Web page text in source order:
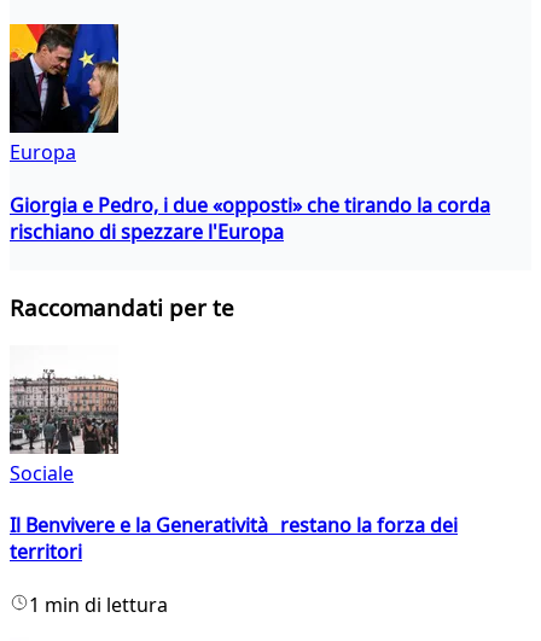
Europa
Giorgia e Pedro, i due «opposti» che tirando la corda
rischiano di spezzare l'Europa
Raccomandati per te
Sociale
Il Benvivere e la Generatività restano la forza dei
territori
1 min di lettura